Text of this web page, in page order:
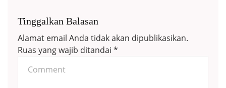
Tinggalkan Balasan
Alamat email Anda tidak akan dipublikasikan.
Ruas yang wajib ditandai *